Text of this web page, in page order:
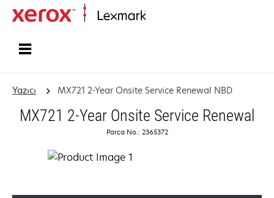
Yazıcı MX721 2-Year Onsite Service Renewal NBD
MX721 2-Year Onsite Service Renewal
Parça No.: 2365372